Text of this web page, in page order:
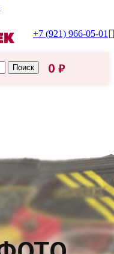
+7 (921) 966-05-01
Поиск 0 ₽